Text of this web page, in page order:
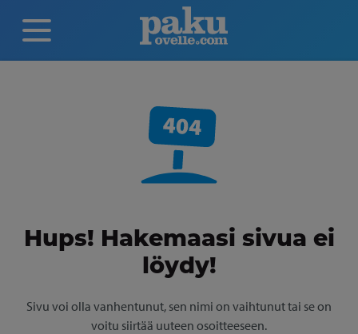
Hups! Hakemaasi sivua ei
löydy!
Sivu voi olla vanhentunut, sen nimi on vaihtunut tai se on
voitu siirtää uuteen osoitteeseen.